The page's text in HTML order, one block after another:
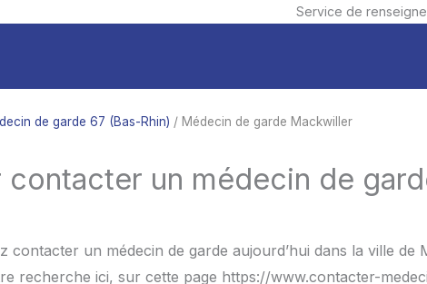
Service de
de garde 67 (Bas-Rhin) / Médecin de garde Mackwiller
contacter un médecin de
contacter un médecin de garde aujourd’hui dans la ville
recherche ici, sur cette page https://www.contacter-